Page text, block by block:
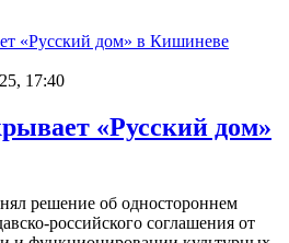
17:40
«Русский дом»
решение об одностороннем
российского соглашения от